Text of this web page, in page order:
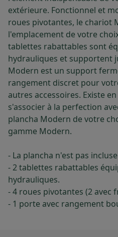
extérieure. Fonctionnel et
roues pivotantes, le chariot
l'emplacement de votre
tablettes rabattables sont
hydrauliques et supportent
Modern est un support
rangement discret pour
autres accessoires. Existe
s'associer à la perfection
plancha Modern de votre
gamme Modern.
- La plancha n'est pas
- 2 tablettes rabattables
hydrauliques.
- 4 roues pivotantes (2 avec
- 1 porte avec rangement